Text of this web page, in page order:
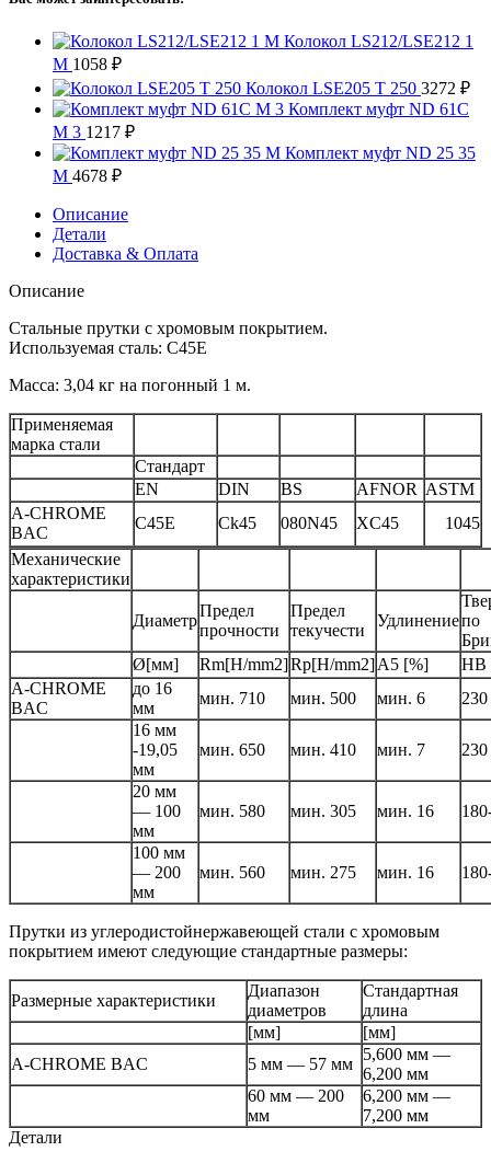
Колокол LS212/LSE212 1
M 1058 ₽
Колокол LSE205 T 250 3272 ₽
Комплект муфт ND 61C
M 3 1217 ₽
Комплект муфт ND 25 35
M 4678 ₽
Описание
Детали
Доставка & Оплата
Описание
Стальные прутки с хромовым покрытием.
Используемая сталь: C45E
Масса: 3,04 кг на погонный 1 м.
Применяемая
марка стали
Стандарт
EN
DIN BS AFNOR ASTM
A-CHROME
BAC
C45E Ck45 080N45 XC45
1045
Механические
характеристики
Диаметр
Предел
прочности
Предел
текучести
Удлинениепо
Ø[мм]
Rm[H/mm2]Rp[H/mm2]A5 [%]
HB
A-CHROME
BAC
до 16
мм
мин. 710 мин. 500 мин. 6
230
16 мм
-19,05
мм
мин. 650 мин. 410 мин. 7 230
20 мм
— 100
мм
мин. 580 мин. 305 мин. 16
100 мм
— 200
мм
мин. 560 мин. 275 мин. 16
Прутки из углеродистойнержавеющей стали с хромовым
покрытием имеют следующие стандартные размеры:
Размерные характеристики
Диапазон
диаметров
Стандартная
длина
[мм]
[мм]
A-CHROME BAC
5 мм — 57 мм
5,600 мм —
6,200 мм
60 мм — 200
мм
6,200 мм —
7,200 мм
Детали